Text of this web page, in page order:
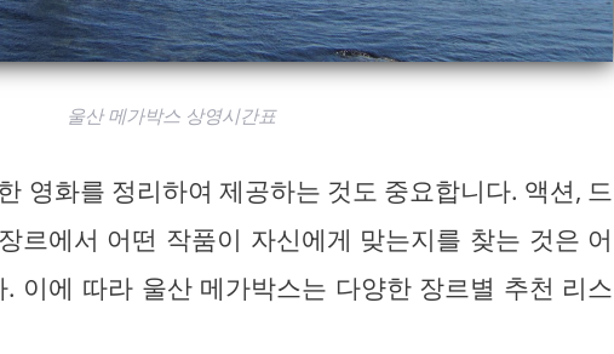
울산 메가박스 상영시간표
영화를 정리하여 제공하는 것도 중요합니다. 액션, 드
르에서 어떤 작품이 자신에게 맞는지를 찾는 것은 어
이에 따라 울산 메가박스는 다양한 장르별 추천 리스